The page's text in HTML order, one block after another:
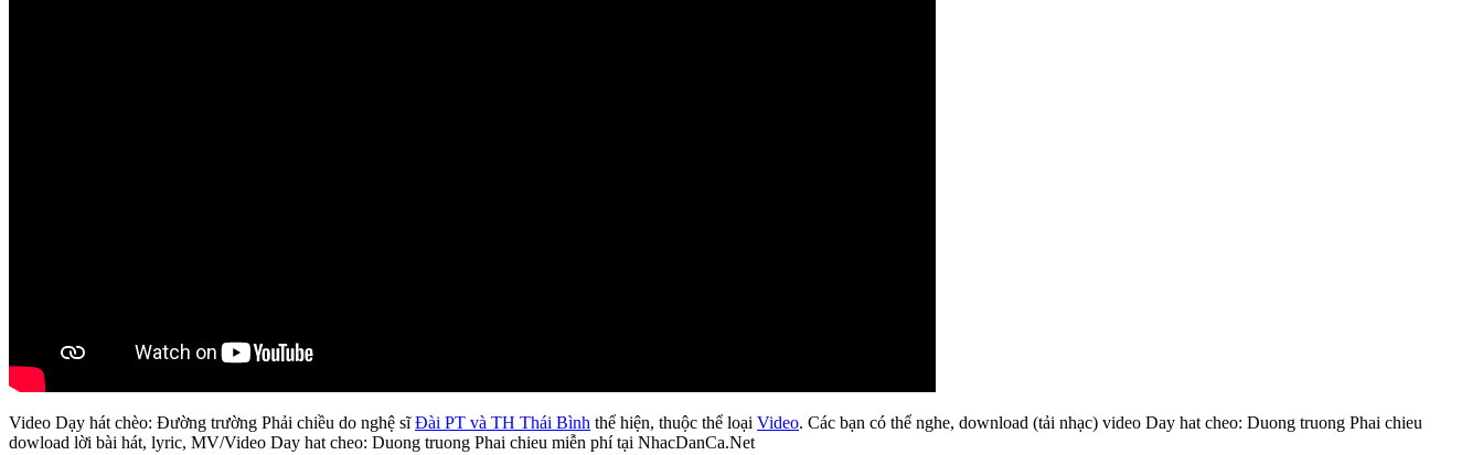
Video Dạy hát chèo: Đường trường Phải chiều do nghệ sĩĐài PT và TH Thái Bình thể hiện, thuộc thể loại Video. Các bạn có thể nghe, download (tải nhạc) video Day hat cheo: Duong truong Phai chieu
dowload lời bài hát, lyric, MV/Video Day hat cheo: Duong truong Phai chieu miễn phí tại NhacDanCa.Net